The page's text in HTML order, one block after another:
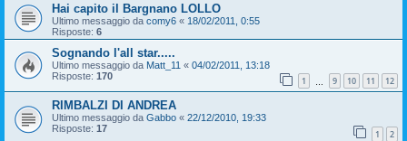
Hai capito il Bargnano LOLLO
Ultimo messaggio da comy6 « 18/02/2011, 0:55
Risposte: 6
Sognando l'all star.....
Ultimo messaggio da Matt_11 « 04/02/2011, 13:18
Risposte: 170 1 9 10 11 12
RIMBALZI DI ANDREA
Ultimo messaggio da Gabbo « 22/12/2010, 19:33
Risposte: 17 1 2